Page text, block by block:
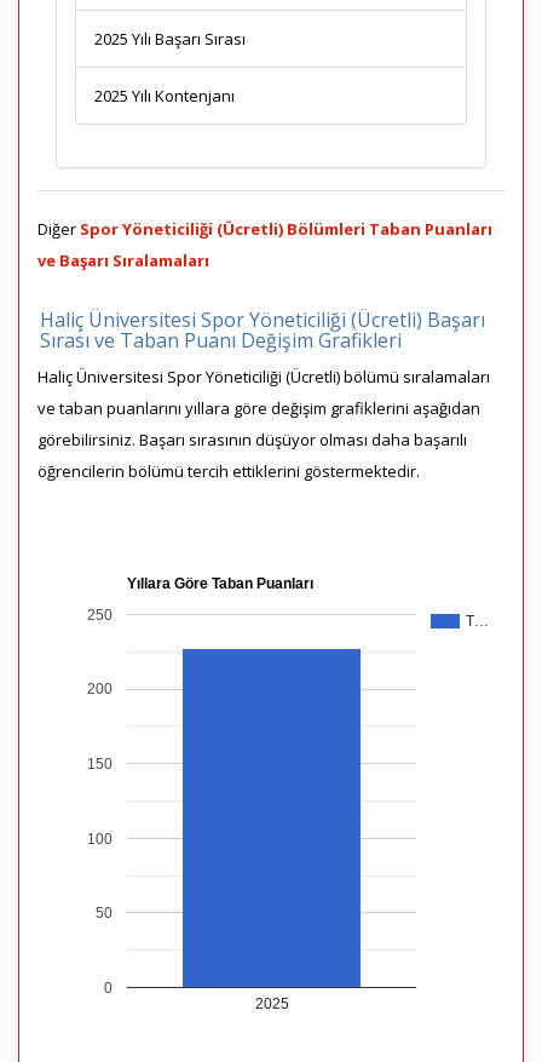
2025 Yılı Başarı Sırası
2025 Yılı Kontenjanı
Diğer Spor Yöneticiliği (Ücretli) Bölümleri Taban Puanları
ve Başarı Sıralamaları
Haliç Üniversitesi Spor Yöneticiliği (Ücretli) Başarı
Sırası ve Taban Puanı Değişim Grafikleri
Haliç Üniversitesi Spor Yöneticiliği (Ücretli) bölümü sıralamaları
ve taban puanlarını yıllara göre değişim grafiklerini aşağıdan
görebilirsiniz. Başarı sırasının düşüyor olması daha başarılı
öğrencilerin bölümü tercih ettiklerini göstermektedir.
Yıllara Göre Taban Puanları
T…
2025
0
50
100
150
200
250